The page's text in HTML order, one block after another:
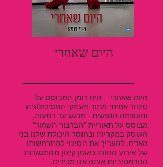
היום שאחרי
היום שאחרי – הינו רומן המבוסס על
סיפור אמיתי מתוך מעמקי הפסיכולוגיה
והעוצמה הנפשית - מרגש עד דמעות,
מבוסס על תאוריית "הברבור השחור"
העוסק במקריות ובחוסר היכולת שלנו בני
האדם, להעריך את הסיכוי להתרחשותו
של אירוע החורג באופן קיצון מהמסגרות
הנורמטיביות אותה אנו מכירים.